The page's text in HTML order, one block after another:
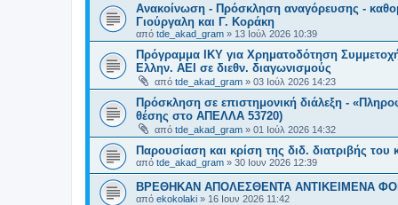
Ανακοίνωση - Πρόσκληση αναγόρευσης -
Γιούργαλη και Γ. Κοράκη
από tde_akad_gram » 13 Ιούλ 2026 10:39
Πρόγραμμα ΙΚΥ για Χρηματοδότηση
Ελλην. ΑΕΙ σε διεθν. διαγωνισμούς
από tde_akad_gram » 03 Ιούλ 2026 14:23
Πρόσκληση σε επιστημονική διάλεξη -
θέσης στο ΑΠΕΛΛΑ 53720)
από tde_akad_gram » 01 Ιούλ 2026 14:32
Παρουσίαση και κρίση της διδ. διατριβής
από tde_akad_gram » 30 Ιουν 2026 12:39
ΒΡΕΘΗΚΑΝ ΑΠΟΛΕΣΘΕΝΤΑ ΑΝΤΙΚΕΙΜΕΝΑ
από ekokolaki » 16 Ιουν 2026 11:42